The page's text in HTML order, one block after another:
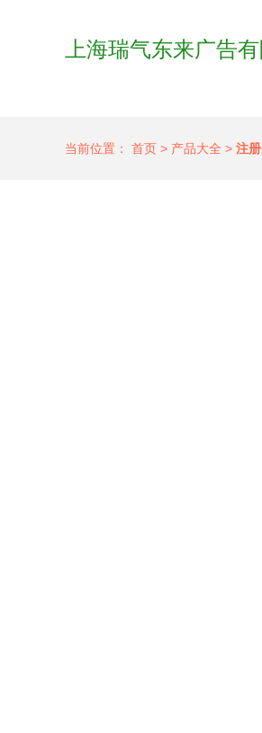
上海瑞气东来广告
当前位置： 首页 > 产品大全 > 注